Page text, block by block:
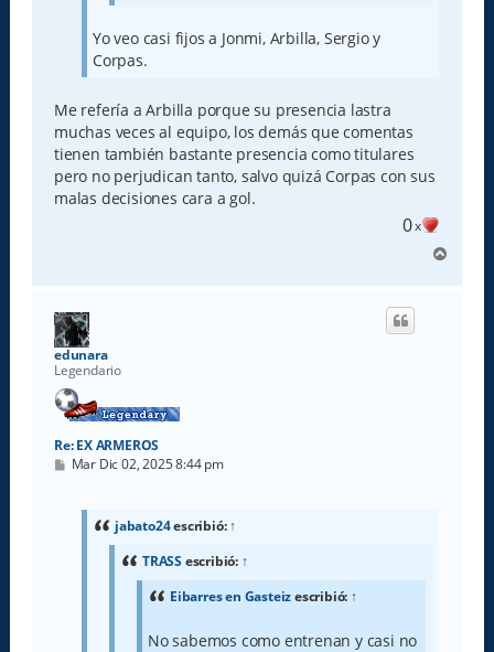
Yo veo casi fijos a Jonmi, Arbilla, Sergio y
Corpas.
Me refería a Arbilla porque su presencia lastra
muchas veces al equipo, los demás que comentas
tienen también bastante presencia como titulares
pero no perjudican tanto, salvo quizá Corpas con sus
malas decisiones cara a gol.
0x
r
edunara
Legendario
Re: EX ARMEROS
M
Mar Dic 02, 2025 8:44 pm
jabato24escribió:↑
TRASS escribió: ↑
Eibarres en Gasteizescribió: ↑
No sabemos como entrenan y casi no